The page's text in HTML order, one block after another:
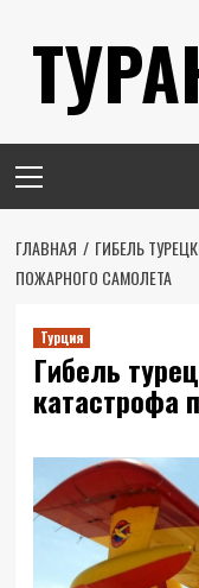
содержимому
меню
ГЛАВНАЯ
ГИБЕЛЬ
ПОЖАРНОГО САМОЛЕТА
Турция
Гибель
катастрофа